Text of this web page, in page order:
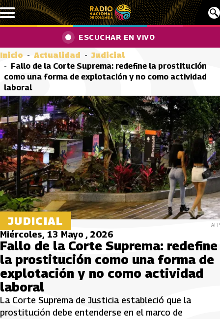
Pasar al contenido principal
ESCUCHAR EN VIVO
Inicio Actualidad
Judicial
Fallo de la Corte Suprema: redefine la prostitución
como una forma de explotación y no como actividad
laboral
JUDICIAL AFP
Miércoles, 13 Mayo , 2026
Fallo de la Corte Suprema: redefine
la prostitución como una forma de
explotación y no como actividad
laboral
La Corte Suprema de Justicia estableció que la
prostitución debe entenderse en el marco de